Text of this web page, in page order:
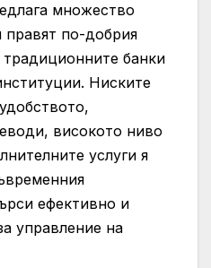
множество
правят по-добрия
банки
Ниските
високото ниво
услуги я
ефективно и
управление на